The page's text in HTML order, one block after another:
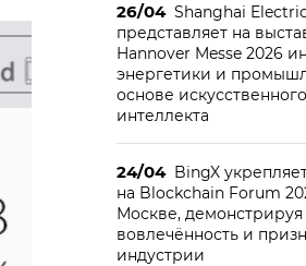
26/04 Shanghai
представляет на
Hannover Messe 2026
энергетики и
основе искусственного
интеллекта
24/04 BingX
на Blockchain Forum
Москве,
вовлечённость и
индустрии